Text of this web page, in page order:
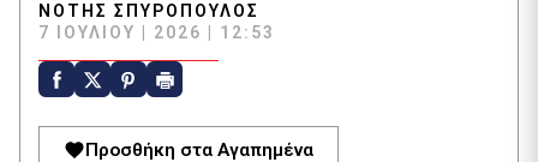
ΝΌΤΗΣ ΣΠΥΡΌΠΟΥΛΟΣ
7 ΙΟΥΛΊΟΥ | 2026 | 12:53
Προσθήκη στα Αγαπημένα